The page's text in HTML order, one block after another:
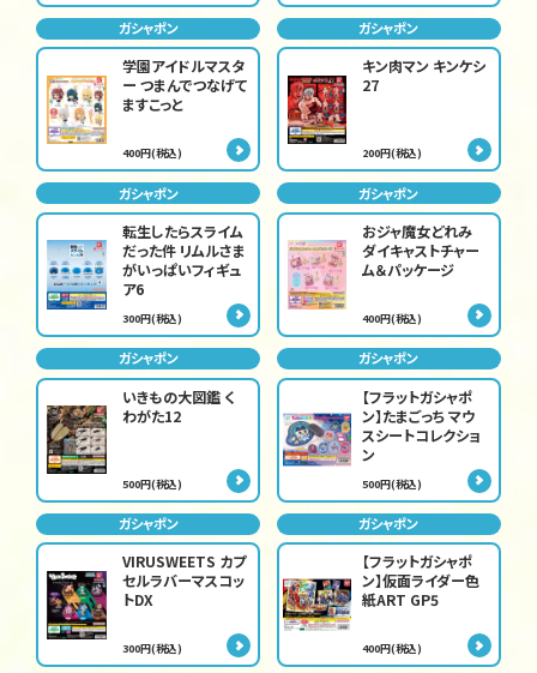
ガシャポン
学園アイドルマスタ
ー つまんでつなげて
ますこっと
400円(税込)
ガシャポン
キン肉マン キンケシ
27
200円(税込)
ガシャポン
転生したらスライム
だった件 リムルさま
がいっぱいフィギュ
ア6
300円(税込)
ガシャポン
おジャ魔女どれみ
ダイキャストチャー
ム＆パッケージ
400円(税込)
ガシャポン
いきもの大図鑑 く
わがた12
500円(税込)
ガシャポン
【フラットガシャポ
ン】たまごっち マウ
スシートコレクショ
ン
500円(税込)
ガシャポン
VIRUSWEETS カプ
セルラバーマスコッ
トDX
300円(税込)
ガシャポン
【フラットガシャポ
ン】仮面ライダー色
紙ART GP5
400円(税込)